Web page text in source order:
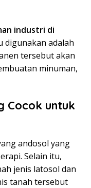
industri di
digunakan adalah
tersebut akan
minuman,
Cocok untuk
andosol yang
Selain itu,
jenis latosol dan
tanah tersebut